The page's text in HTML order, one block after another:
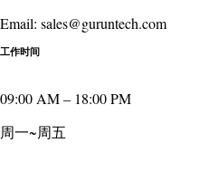
Email: sales@guruntech.com
工作时间
09:00 AM – 18:00 PM
周一~周五